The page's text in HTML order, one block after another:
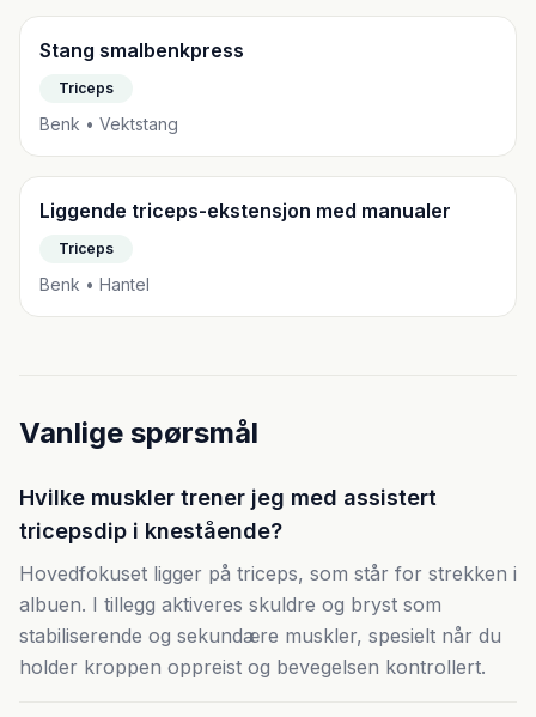
Stang smalbenkpress
Triceps
Benk • Vektstang
Liggende triceps-ekstensjon med manualer
Triceps
Benk • Hantel
Vanlige spørsmål
Hvilke muskler trener jeg med assistert
tricepsdip i knestående?
Hovedfokuset ligger på triceps, som står for strekken i
albuen. I tillegg aktiveres skuldre og bryst som
stabiliserende og sekundære muskler, spesielt når du
holder kroppen oppreist og bevegelsen kontrollert.